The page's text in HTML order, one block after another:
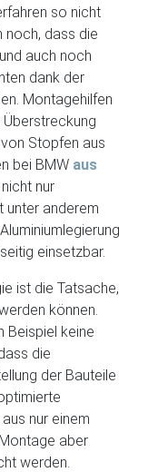
so nicht
noch, dass die
auch noch
dank der
Montagehilfen
Überstreckung
Stopfen aus
bei BMW aus
nur
unter anderem
einsetzbar.
ist die Tatsache,
können.
Beispiel keine
die
der Bauteile
nur einem
aber
werden.